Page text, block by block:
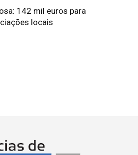
142 mil euros para
locais